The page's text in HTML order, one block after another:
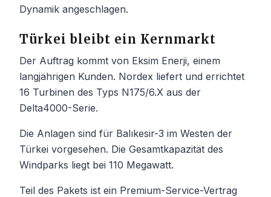
Dynamik angeschlagen.
Türkei bleibt ein Kernmarkt
Der Auftrag kommt von Eksim Enerji, einem
langjährigen Kunden. Nordex liefert und errichtet
16 Turbinen des Typs N175/6.X aus der
Delta4000-Serie.
Die Anlagen sind für Balıkesir-3 im Westen der
Türkei vorgesehen. Die Gesamtkapazität des
Windparks liegt bei 110 Megawatt.
Teil des Pakets ist ein Premium-Service-Vertrag